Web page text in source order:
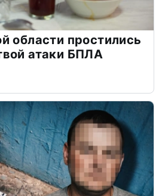
области простились
атаки БПЛА